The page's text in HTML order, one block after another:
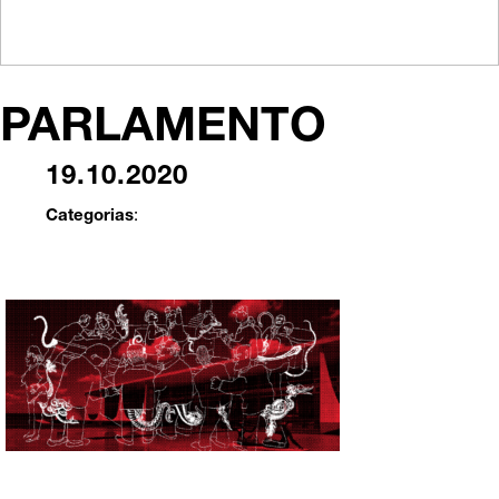
PARLAMENTO
19.10.2020
Categorias: